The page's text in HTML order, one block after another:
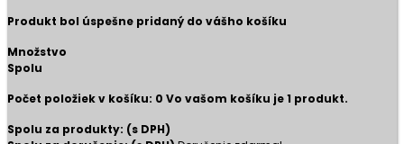
Produkt bol úspešne pridaný do vášho košíku
Množstvo
Spolu
Počet položiek v košíku: 0 Vo vašom košíku je 1 produkt.
Spolu za produkty: (s DPH)